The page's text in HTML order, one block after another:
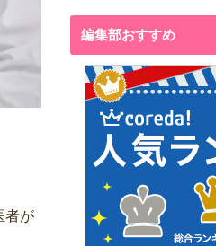
者が
編集部おすすめ